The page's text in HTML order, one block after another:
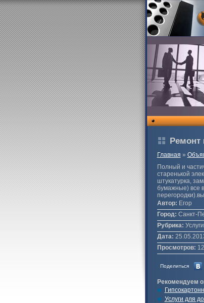
Ремонт
Главная »
Полный и
старенькой
штукатурка,
бумажные) все
Автор: Егор
Город: Санкт-
Рубрика:
Дата:
Просмотров:
Поделиться
Рекомендуем
Услуги для